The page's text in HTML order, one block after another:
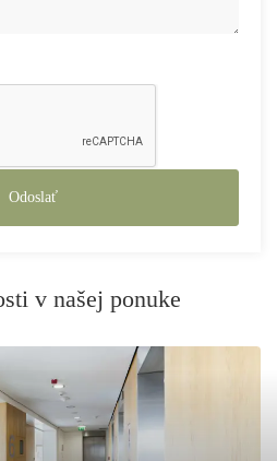
Odoslať
v našej ponuke